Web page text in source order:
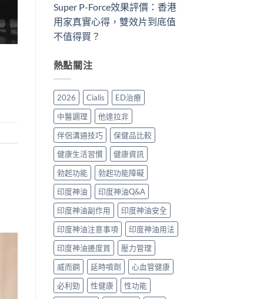
Super P-Force效果評價：香港
用家真實心得，雙效片到底值
不值得買？
熱點關注
2026 Cialis
ED治療
中醫調理
他達拉非
伴侶溝通技巧
保健品比較
健康生活習慣
健康資訊
勃起功能
勃起功能障礙
印度神油
印度神油Q&A
印度神油副作用
印度神油安全
印度神油注意事項
印度神油用法
印度神油邊度買
壓力管理
威而鋼
延時噴劑
心血管健康
必利勁
性健康
性功能